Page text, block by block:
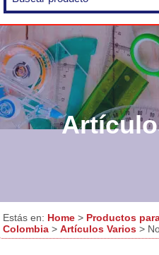
Estás en: Home > Productos
Colombia >Artículos Varios >